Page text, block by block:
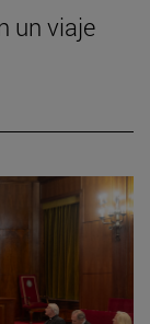
un viaje